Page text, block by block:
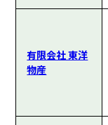
有限会社 東洋
物産